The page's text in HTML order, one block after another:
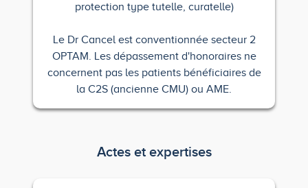
protection type tutelle, curatelle)
Le Dr Cancel est conventionnée secteur 2
OPTAM. Les dépassement d'honoraires ne
concernent pas les patients bénéficiaires de
la C2S (ancienne CMU) ou AME.
Actes et expertises